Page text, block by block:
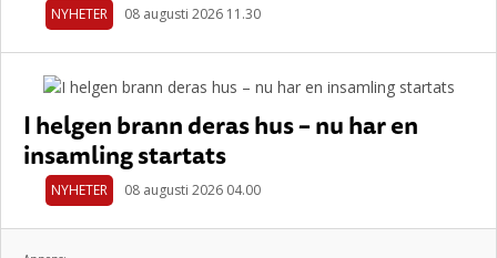
NYHETER 08 augusti 2026 11.30
I helgen brann deras hus – nu har en
insamling startats
NYHETER 08 augusti 2026 04.00